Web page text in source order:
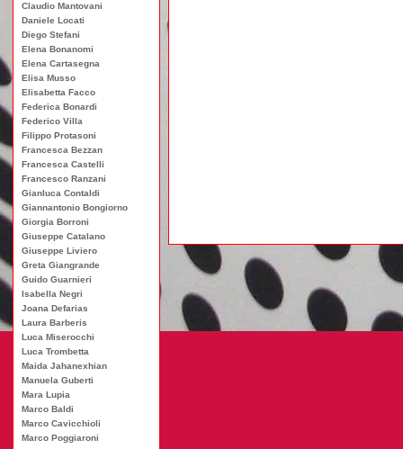
Claudio Mantovani
Daniele Locati
Diego Stefani
Elena Bonanomi
Elena Cartasegna
Elisa Musso
Elisabetta Facco
Federica Bonardi
Federico Villa
Filippo Protasoni
Francesca Bezzan
Francesca Castelli
Francesco Ranzani
Gianluca Contaldi
Giannantonio Bongiorno
Giorgia Borroni
Giuseppe Catalano
Giuseppe Liviero
Greta Giangrande
Guido Guarnieri
Isabella Negri
Joana Defarias
Laura Barberis
Luca Miserocchi
Luca Trombetta
Maida Jahanexhian
Manuela Guberti
Mara Lupia
Marco Baldi
Marco Cavicchioli
Marco Poggiaroni